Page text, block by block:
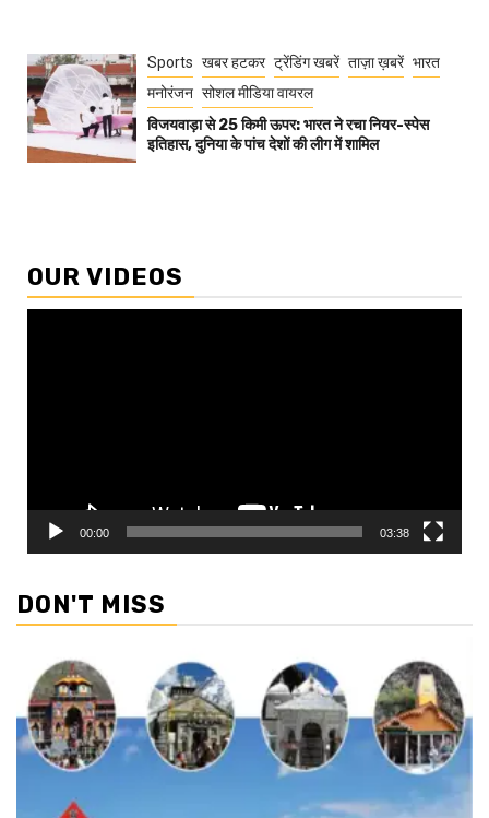
Sports खबर हटकर ट्रेंडिंग खबरें ताज़ा ख़बरें भारत
मनोरंजन सोशल मीडिया वायरल
विजयवाड़ा से 25 किमी ऊपर: भारत ने रचा नियर-स्पेस
इतिहास, दुनिया के पांच देशों की लीग में शामिल
OUR VIDEOS
00:00 03:38
DON'T MISS